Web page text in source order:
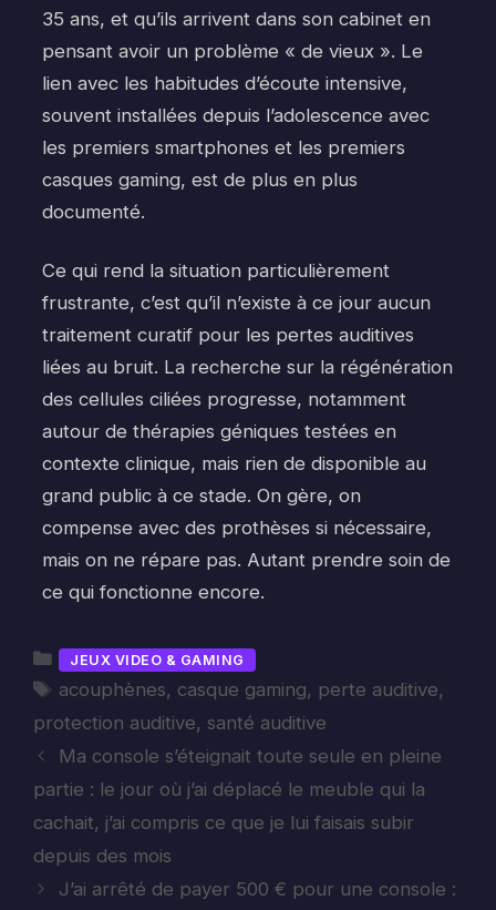
35 ans, et qu’ils arrivent dans son cabinet en
pensant avoir un problème « de vieux ». Le
lien avec les habitudes d’écoute intensive,
souvent installées depuis l’adolescence avec
les premiers smartphones et les premiers
casques gaming, est de plus en plus
documenté.
Ce qui rend la situation particulièrement
frustrante, c’est qu’il n’existe à ce jour aucun
traitement curatif pour les pertes auditives
liées au bruit. La recherche sur la régénération
des cellules ciliées progresse, notamment
autour de thérapies géniques testées en
contexte clinique, mais rien de disponible au
grand public à ce stade. On gère, on
compense avec des prothèses si nécessaire,
mais on ne répare pas. Autant prendre soin de
ce qui fonctionne encore.
Catégories
JEUX VIDEO & GAMING
Étiquettes
acouphènes, casque gaming, perte auditive,
protection auditive, santé auditive
Ma console s’éteignait toute seule en pleine
partie : le jour où j’ai déplacé le meuble qui la
cachait, j’ai compris ce que je lui faisais subir
depuis des mois
J’ai arrêté de payer 500 € pour une console :